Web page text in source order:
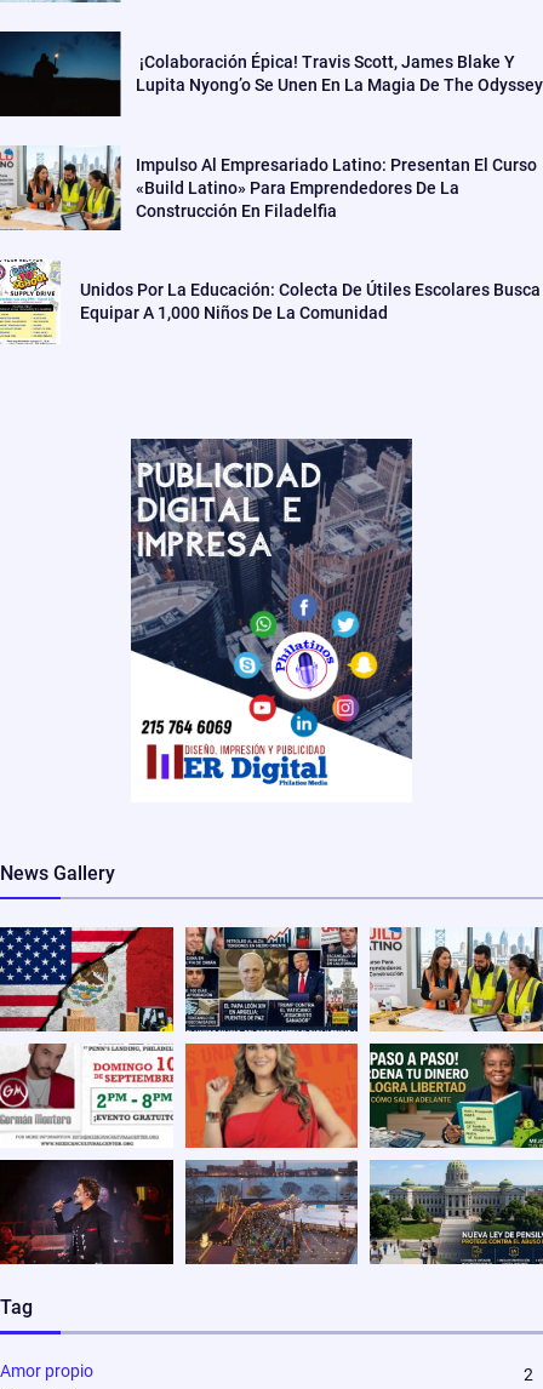
¡Colaboración Épica! Travis Scott, James Blake Y
Lupita Nyong’o Se Unen En La Magia De The Odyssey
Impulso Al Empresariado Latino: Presentan El Curso
«Build Latino» Para Emprendedores De La
Construcción En Filadelfia
Unidos Por La Educación: Colecta De Útiles Escolares Busca
Equipar A 1,000 Niños De La Comunidad
News Gallery
Tag
Amor propio
2